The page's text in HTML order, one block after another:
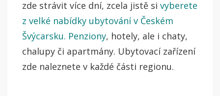
zde strávit více dní, zcela jistě si vyberete
z velké nabídky ubytování v Českém
Švýcarsku. Penziony, hotely, ale i chaty,
chalupy či apartmány. Ubytovací zařízení
zde naleznete v každé části regionu.